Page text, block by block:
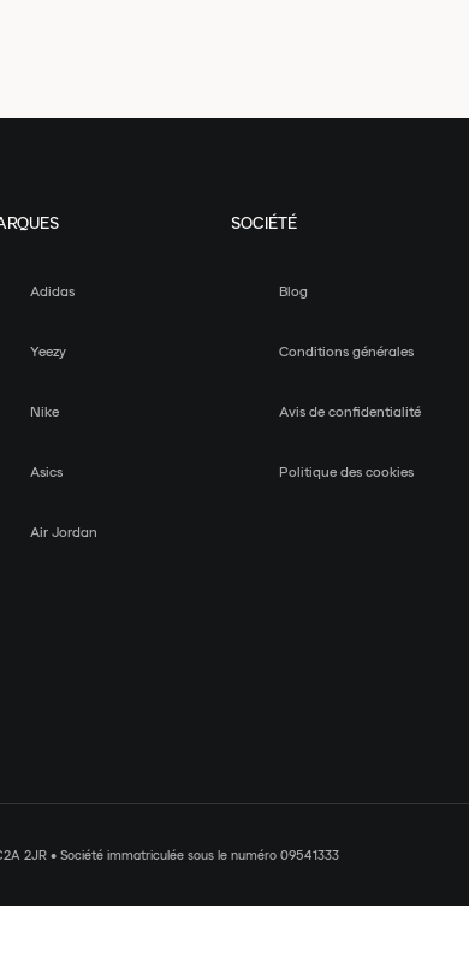
Adidas
Yeezy
Nike
Asics
Air Jordan
SOCIÉTÉ
Blog
Conditions générales
Avis de confidentialité
Politique des cookies
2JR • Société immatriculée sous le numéro 09541333